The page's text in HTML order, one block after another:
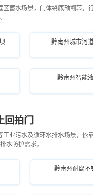
蓄水场景，门体绕底轴翻转，
黔南州城市河
黔南州智能
回拍门
业污水及循环水排水场景，依
水防护需求。
黔南州耐腐不